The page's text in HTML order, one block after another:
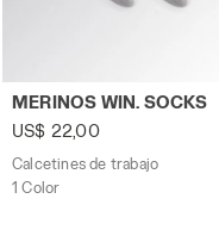
Calcetines de trabajo
MERINOS WIN. SOCKS
US$ 22,00
Calcetines de trabajo
1 Color